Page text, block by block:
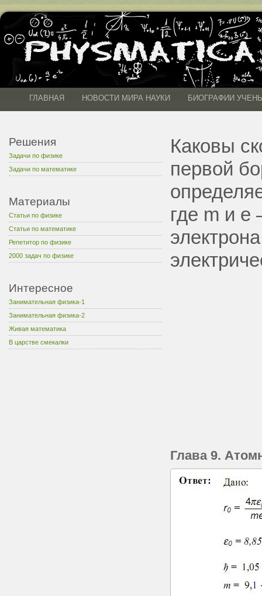
ГЛАВНАЯ НОВОСТИ МИРА НАУКИ БИОГРАФИИ
Решения
Задачи по физике
Задачи по математике
Материалы
Статьи по физике
Статьи по математике
Репетитор по физике
2000 задач по физике
Интересное
Занимательная физика-1
Занимательная физика-2
Живая математика
В царстве смекалки
Каковы
первой
где m и е
Глава 9.